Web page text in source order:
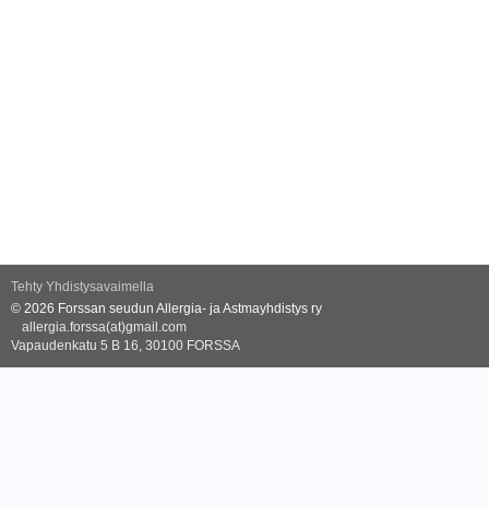
Tehty Yhdistysavaimella
© 2026 Forssan seudun Allergia- ja Astmayhdistys ry
allergia.forssa(at)gmail.com
Vapaudenkatu 5 B 16, 30100 FORSSA